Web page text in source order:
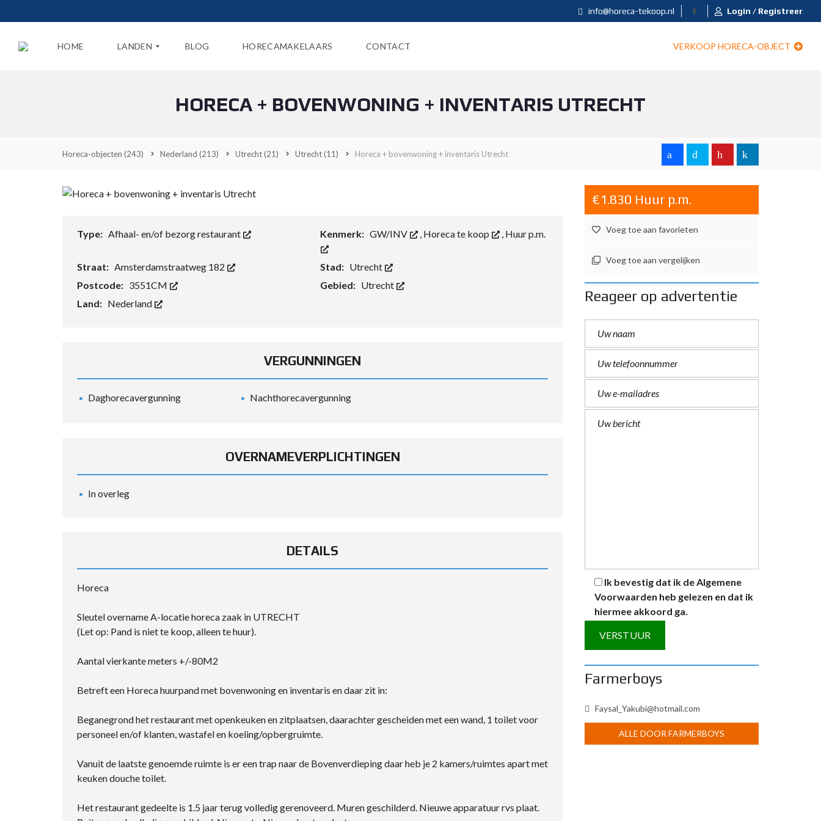
info@horeca-tekoop.nl Login / Registreer
HOME LANDEN
L
L
Ë
U
BLOG HORECAMAKELAARS CONTACT VERKOOP HORECA-OBJECT
HORECA + BOVENWONING + INVENTARIS UTRECHT
Horeca-objecten (243) Nederland (213) Utrecht(21) Utrecht(11) Horeca + bovenwoning + inventaris Utrecht
Type: Afhaal- en/of bezorg restaurant Kenmerk: GW/INV , Horeca te koop , Huur p.m.
Straat: Amsterdamstraatweg 182 Stad: Utrecht
Postcode: 3551CM Gebied: Utrecht
Land: Nederland
VERGUNNINGEN
Daghorecavergunning Nachthorecavergunning
OVERNAMEVERPLICHTINGEN
In overleg
DETAILS
Horeca
Sleutel overname A-locatie horeca zaak in UTRECHT
(Let op: Pand is niet te koop, alleen te huur).
Aantal vierkante meters +/-80M2
Betreft een Horeca huurpand met bovenwoning en inventaris en daar zit in:
Beganegrond het restaurant met openkeuken en zitplaatsen, daarachter gescheiden met een wand, 1 toilet voor
personeel en/of klanten, wastafel en koeling/opbergruimte.
Vanuit de laatste genoemde ruimte is er een trap naar de Bovenverdieping daar heb je 2 kamers/ruimtes apart met
keuken douche toilet.
Het restaurant gedeelte is 1.5 jaar terug volledig gerenoveerd. Muren geschilderd. Nieuwe apparatuur rvs plaat.
€1.830 Huur p.m.
Voeg toe aan favorieten
Voeg toe aan vergelijken
Reageer op advertentie
Ik bevestig dat ik deAlgemene
Voorwaarden heb gelezen en dat ik
hiermee akkoord ga.
A
l
e
n
Farmerboys
Faysal_Yakubi@hotmail.com
ALLE DOOR FARMERBOYS